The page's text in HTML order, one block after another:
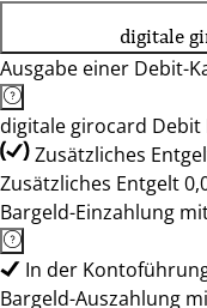
digitale
Ausgabe einer Debit-
digitale girocard Debit
Zusätzliches
Zusätzliches Entgelt
Bargeld-Einzahlung
In der
Bargeld-Auszahlung